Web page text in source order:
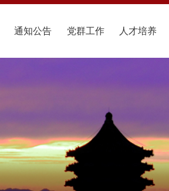
通知公告 党群工作 人才培养